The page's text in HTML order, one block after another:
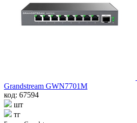
Grandstream GWN7701M
код: 67594
шт
тг